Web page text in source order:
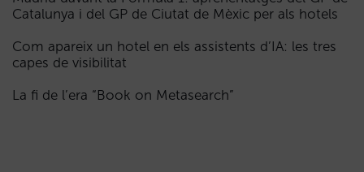
Catalunya i del GP de Ciutat de Mèxic per als hotels
Com apareix un hotel en els assistents d’IA: les tres
capes de visibilitat
La fi de l’era “Book on Metasearch”